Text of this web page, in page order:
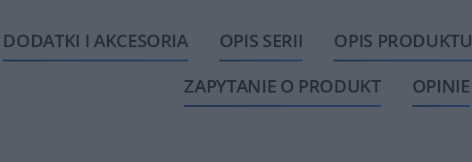
DODATKI I AKCESORIA OPIS SERII OPIS PRODUKTU
ZAPYTANIE O PRODUKT
OPINIE